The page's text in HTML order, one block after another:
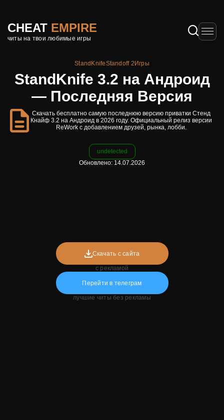
CHEAT EMPIRE
читы на твои любимые игры
StandKnifeStandoff 2 Игры
StandKnife 3.2 на Андроид
— Последняя Версия
Скачать бесплатно самую последнюю версию приватки Стенд
Кнайф 3.2 на Андроид в 2026 году. Официальный релиз версии
ReWork с добавлением друзей, рынка, лобби.
undetected
Обновлено: 14.07.2026
Скачать с сайта
с рекламой
Перейти в телеграм
лучшие читы без рекламы